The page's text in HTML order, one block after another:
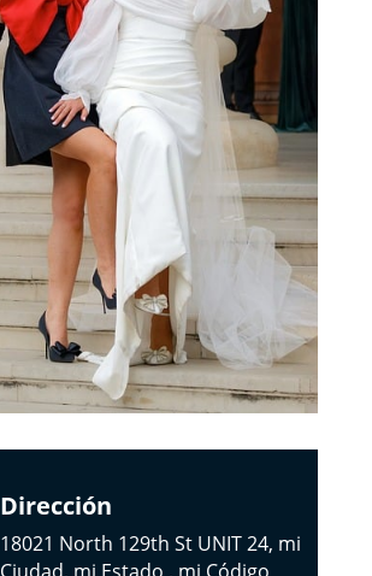
Dirección
18021 North 129th St UNIT 24, mi